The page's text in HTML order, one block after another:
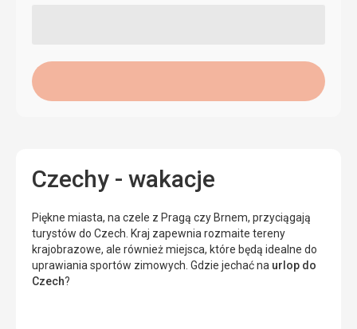
Czechy - wakacje
Piękne miasta, na czele z Pragą czy Brnem, przyciągają
turystów do Czech. Kraj zapewnia rozmaite tereny
krajobrazowe, ale również miejsca, które będą idealne do
uprawiania sportów zimowych. Gdzie jechać na urlop do
Czech?